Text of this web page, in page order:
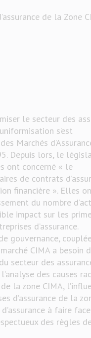
de la Zone
le secteur des
s’est
Marchés
Depuis lors, le
ont concerné « le
de contrats
financière ». Elles
du nombre
impact sur les
d’assurance.
gouvernance,
CIMA a besoin
secteur des
des causes
la zone CIMA,
d’assurance de la
à faire
des règles